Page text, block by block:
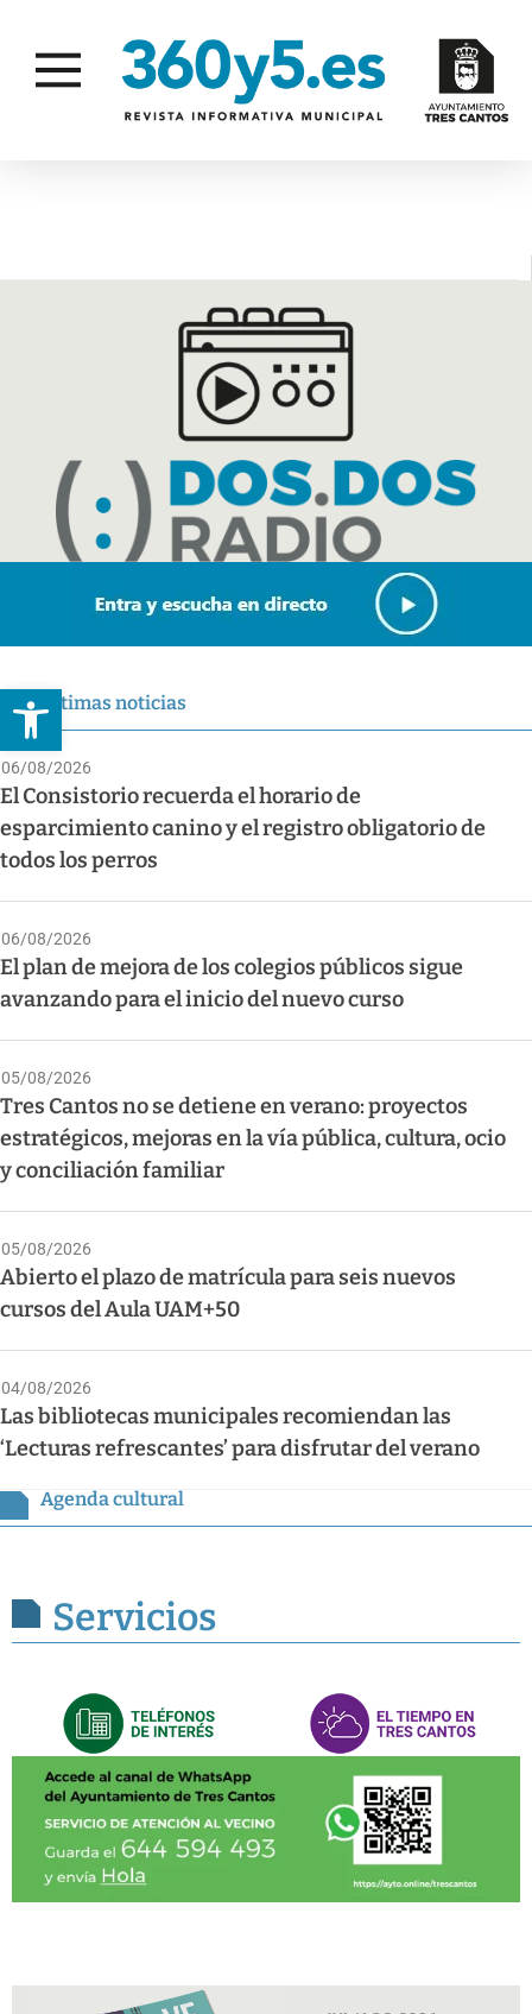
Abrir barra de herramientas
Últimas noticias
06/08/2026
El Consistorio recuerda el horario de
esparcimiento canino y el registro obligatorio de
todos los perros
06/08/2026
El plan de mejora de los colegios públicos sigue
avanzando para el inicio del nuevo curso
05/08/2026
Tres Cantos no se detiene en verano: proyectos
estratégicos, mejoras en la vía pública, cultura, ocio
y conciliación familiar
05/08/2026
Abierto el plazo de matrícula para seis nuevos
cursos del Aula UAM+50
04/08/2026
Las bibliotecas municipales recomiendan las
‘Lecturas refrescantes’ para disfrutar del verano
Agenda cultural
Servicios